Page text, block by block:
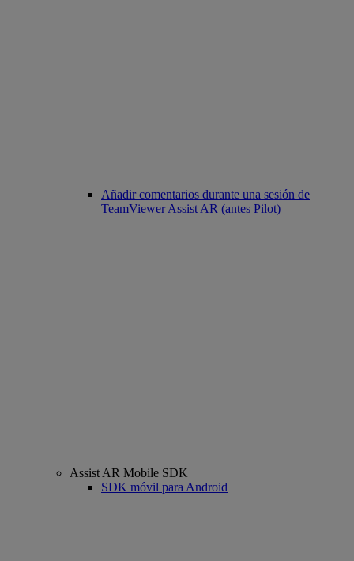
Añadir comentarios durante una sesión de
TeamViewer Assist AR (antes Pilot)
Assist AR Mobile SDK
SDK móvil para Android